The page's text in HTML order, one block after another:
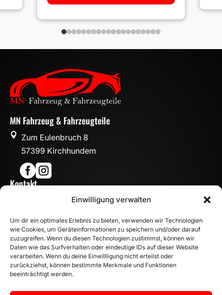
Einwilligung verwalten
Um dir ein optimales Erlebnis zu bieten, verwenden wir Technologien
wie Cookies, um Geräteinformationen zu speichern und/oder darauf
zuzugreifen. Wenn du diesen Technologien zustimmst, können wir
Daten wie das Surfverhalten oder eindeutige IDs auf dieser Website
verarbeiten. Wenn du deine Einwillligung nicht erteilst oder
zurückziehst, können bestimmte Merkmale und Funktionen
beeinträchtigt werden.
MN Fahrzeug & Fahrzeugteile

Zum Eulenbruch 8
57399 Kirchhundem

Kontakt
info@mn-fahrzeugteile.de
 WhatsApp
Öffnungszeiten
 Mo - Fr: 8:00 – 17:00 Uhr
Sa: 10:00 – 14:00 Uhr
INFORMATION
Zahlungsarten